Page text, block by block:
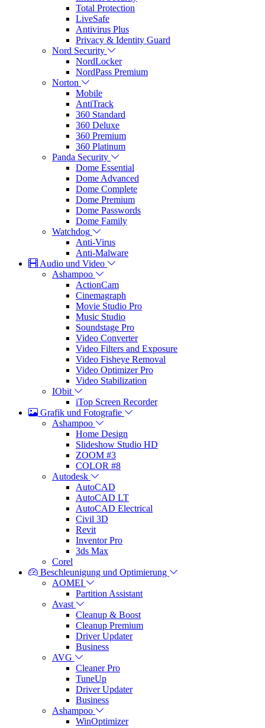
Total Protection
LiveSafe
Antivirus Plus
Privacy & Identity Guard
Nord Security
NordLocker
NordPass Premium
Norton
Mobile
AntiTrack
360 Standard
360 Deluxe
360 Premium
360 Platinum
Panda Security
Dome Essential
Dome Advanced
Dome Complete
Dome Premium
Dome Passwords
Dome Family
Watchdog
Anti-Virus
Anti-Malware
Audio und Video
Ashampoo
ActionCam
Cinemagraph
Movie Studio Pro
Music Studio
Soundstage Pro
Video Converter
Video Filters and Exposure
Video Fisheye Removal
Video Optimizer Pro
Video Stabilization
IObit
iTop Screen Recorder
Grafik und Fotografie
Ashampoo
Home Design
Slideshow Studio HD
ZOOM #3
COLOR #8
Autodesk
AutoCAD
AutoCAD LT
AutoCAD Electrical
Civil 3D
Revit
Inventor Pro
3ds Max
Corel
Beschleunigung und Optimierung
AOMEI
Partition Assistant
Avast
Cleanup & Boost
Cleanup Premium
Driver Updater
Business
AVG
Cleaner Pro
TuneUp
Driver Updater
Business
Ashampoo
WinOptimizer